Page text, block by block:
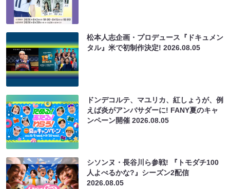
松本人志企画・プロデュース『ドキュメン
タル』米で初制作決定!2026.08.05
ドンデコルテ、マユリカ、紅しょうが、例
えば炎がアンバサダーに! FANY夏のキャ
ンペーン開催2026.08.05
シソンヌ・長谷川ら参戦! 『トモダチ100
人よべるかな?』シーズン2配信
2026.08.05